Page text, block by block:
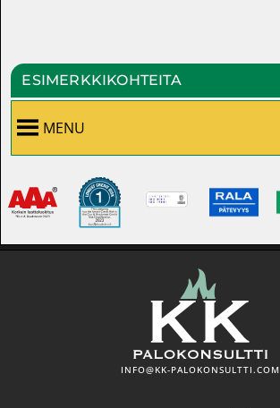
ESIMERKKIKOHTEITA
MENU
INFO@KK-PALOKONSULTTI.COM